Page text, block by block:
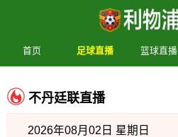
首页 足球直播 篮球直播
不丹廷联直播
2026年08月02日 星期日